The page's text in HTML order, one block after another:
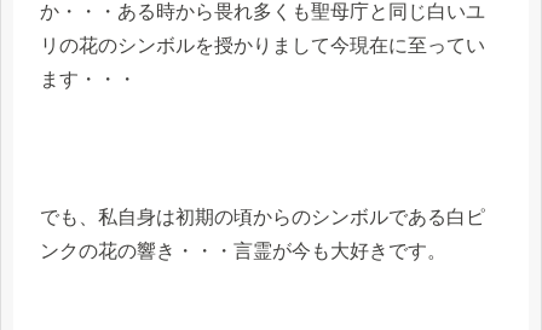
か・・・ある時から畏れ多くも聖母庁と同じ白いユ
リの花のシンボルを授かりまして今現在に至ってい
ます・・・
でも、私自身は初期の頃からのシンボルである白ピ
ンクの花の響き・・・言霊が今も大好きです。